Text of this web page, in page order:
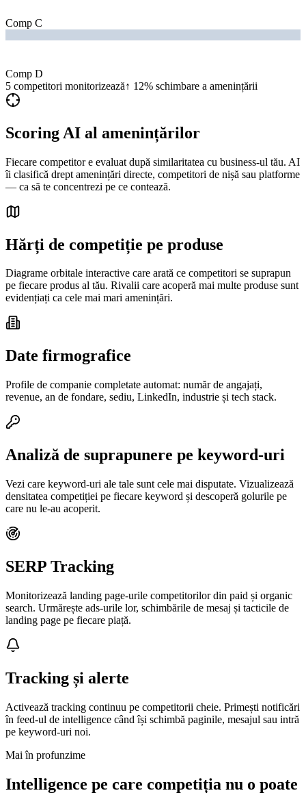
Comp C
Comp D
5 competitori monitorizează↑ 12% schimbare a amenințării
Scoring AI al amenințărilor
Fiecare competitor e evaluat după similaritatea cu business-ul tău. AI
îi clasifică drept amenințări directe, competitori de nișă sau platforme
— ca să te concentrezi pe ce contează.
Hărți de competiție pe produse
Diagrame orbitale interactive care arată ce competitori se suprapun
pe fiecare produs al tău. Rivalii care acoperă mai multe produse sunt
evidențiați ca cele mai mari amenințări.
Date firmografice
Profile de companie completate automat: număr de angajați,
revenue, an de fondare, sediu, LinkedIn, industrie și tech stack.
Analiză de suprapunere pe keyword-uri
Vezi care keyword-uri ale tale sunt cele mai disputate. Vizualizează
densitatea competiției pe fiecare keyword și descoperă golurile pe
care nu le-au acoperit.
SERP Tracking
Monitorizează landing page-urile competitorilor din paid și organic
search. Urmărește ads-urile lor, schimbările de mesaj și tacticile de
landing page pe fiecare piață.
Tracking și alerte
Activează tracking continuu pe competitorii cheie. Primești notificări
în feed-ul de intelligence când își schimbă paginile, mesajul sau intră
pe keyword-uri noi.
Mai în profunzime
Intelligence pe care competiția nu o poate